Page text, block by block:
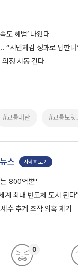
도 해법’ 나왔다
“시민체감 성과로 답한다
정 시동 건다
#교통대란 #교통보릿
스 자세히보기
는 800억뿐"
계 최대 반도체 도시 된다"
수 추계 조작 의혹 제기
0